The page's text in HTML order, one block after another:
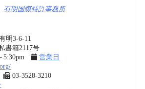
有明国際特許事務所
明3-6-11
書箱2117号
5:30pm
営業日
03-3528-3210